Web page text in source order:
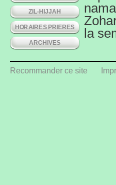
ZIL-HIJJAH
HORAIRES PRIERES
ARCHIVES
la
Recommander ce site